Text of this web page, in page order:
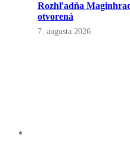
Rozhľadňa
otvorená
7. augusta 2026